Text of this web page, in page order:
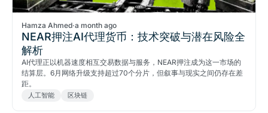
Hamza Ahmed·a month ago
NEAR押注AI代理货币：技术突破与潜在风险全
解析
AI代理正以机器速度相互交易数据与服务，NEAR押注成为这一市场的
结算层。6月网络升级支持超过70个分片，但叙事与现实之间仍存在差
距。
人工智能 区块链